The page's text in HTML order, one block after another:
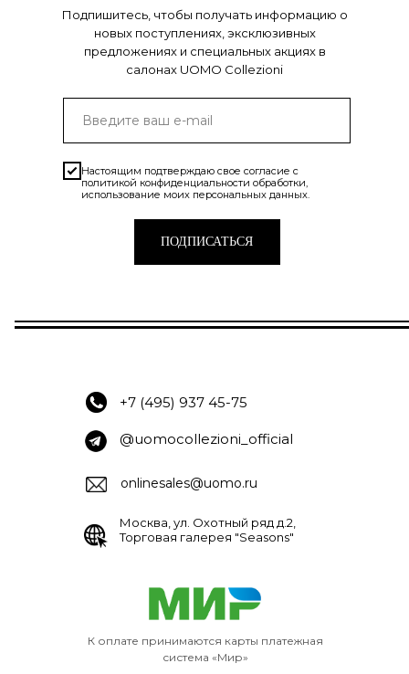
Настоящим подтверждаю свое согласие с
политикой конфиденциальности обработки,
использование моих персональных данных.
ПОДПИСАТЬСЯ
Подпишитесь, чтобы получать информацию о
новых поступлениях, эксклюзивных
предложениях и специальных акциях в
салонах UOMO Collezioni
@uomocollezioni_official
+7 (495) 937 45-75
onlinesales@uomo.ru
Москва, ул. Охотный ряд д.2,
Торговая галерея "Seasons"
К оплате принимаются карты платежная
система «Мир»